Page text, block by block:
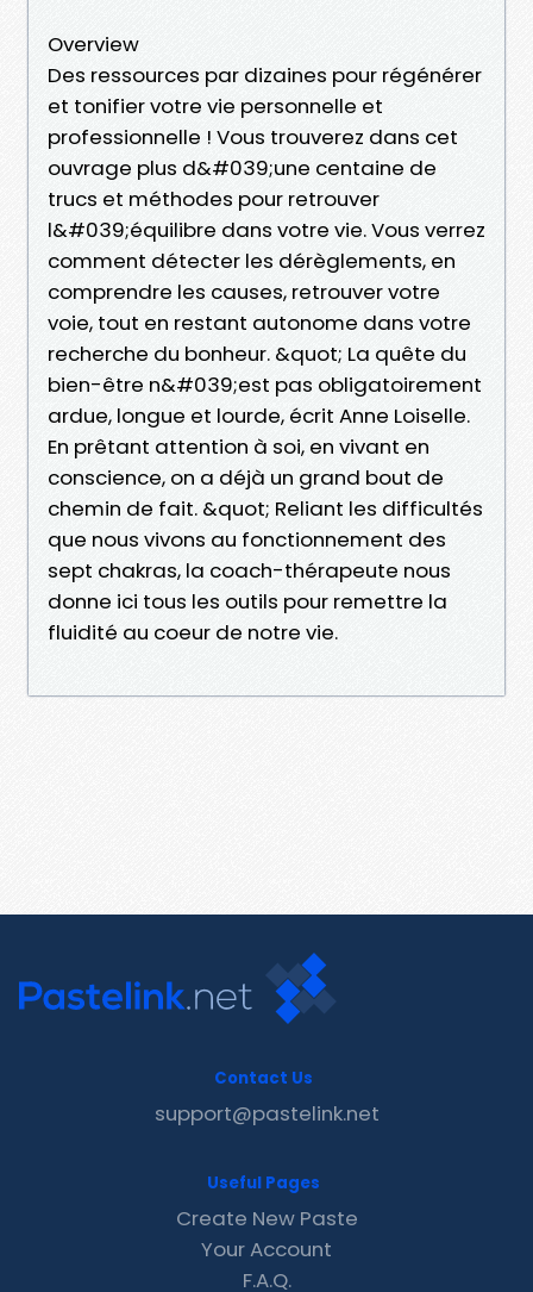
Overview
Des ressources par dizaines pour régénérer
et tonifier votre vie personnelle et
professionnelle ! Vous trouverez dans cet
ouvrage plus d&#039;une centaine de
trucs et méthodes pour retrouver
l&#039;équilibre dans votre vie. Vous verrez
comment détecter les dérèglements, en
comprendre les causes, retrouver votre
voie, tout en restant autonome dans votre
recherche du bonheur. &quot; La quête du
bien-être n&#039;est pas obligatoirement
ardue, longue et lourde, écrit Anne Loiselle.
En prêtant attention à soi, en vivant en
conscience, on a déjà un grand bout de
chemin de fait. &quot; Reliant les difficultés
que nous vivons au fonctionnement des
sept chakras, la coach-thérapeute nous
donne ici tous les outils pour remettre la
fluidité au coeur de notre vie.
Contact Us
support@pastelink.net
Useful Pages
Create New Paste
Your Account
F.A.Q.